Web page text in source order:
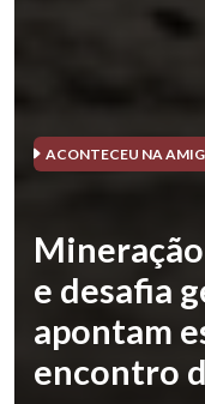
ACONTECEU NA AMIG
e desafia
apontam
encontro